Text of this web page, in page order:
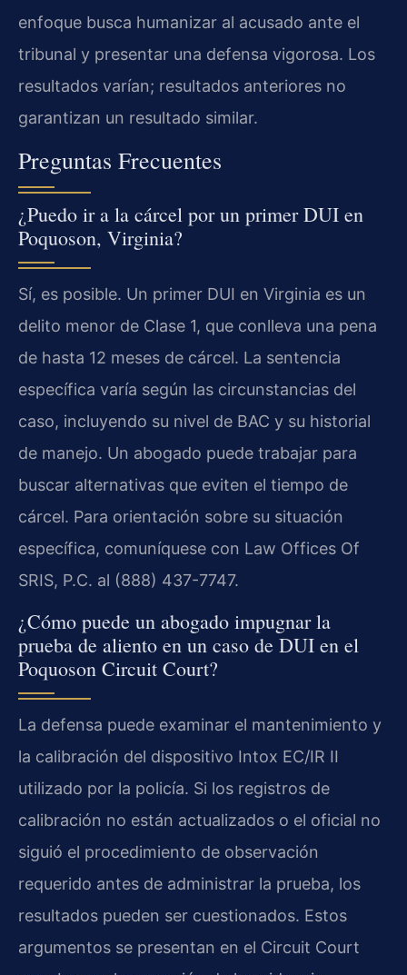
enfoque busca humanizar al acusado ante el
tribunal y presentar una defensa vigorosa. Los
resultados varían; resultados anteriores no
garantizan un resultado similar.
Preguntas Frecuentes
¿Puedo ir a la cárcel por un primer DUI en
Poquoson, Virginia?
Sí, es posible. Un primer DUI en Virginia es un
delito menor de Clase 1, que conlleva una pena
de hasta 12 meses de cárcel. La sentencia
específica varía según las circunstancias del
caso, incluyendo su nivel de BAC y su historial
de manejo. Un abogado puede trabajar para
buscar alternativas que eviten el tiempo de
cárcel. Para orientación sobre su situación
específica, comuníquese con Law Offices Of
SRIS, P.C. al (888) 437-7747.
¿Cómo puede un abogado impugnar la
prueba de aliento en un caso de DUI en el
Poquoson Circuit Court?
La defensa puede examinar el mantenimiento y
la calibración del dispositivo Intox EC/IR II
utilizado por la policía. Si los registros de
calibración no están actualizados o el oficial no
siguió el procedimiento de observación
requerido antes de administrar la prueba, los
resultados pueden ser cuestionados. Estos
argumentos se presentan en el Circuit Court